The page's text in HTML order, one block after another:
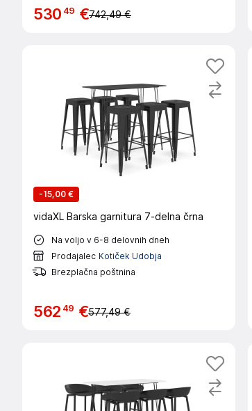
530 49 €742,49 €
-15,00 €
vidaXL Barska garnitura 7-delna črna
Na voljo v 6-8 delovnih dneh
Prodajalec Kotiček Udobja
Brezplačna poštnina
562 49 €577,49 €